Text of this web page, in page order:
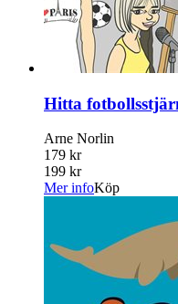
Hitta
Arne Norlin
179 kr
199 kr
Mer infoKöp